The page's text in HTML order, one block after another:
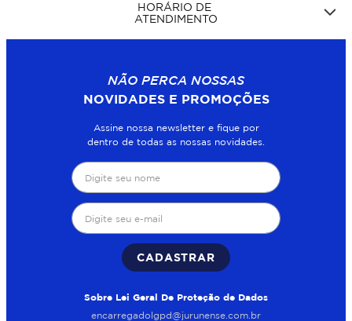
HORÁRIO DE
ATENDIMENTO
NÃO PERCA NOSSAS
NOVIDADES E PROMOÇÕES
Assine nossa newsletter e fique por
dentro de todas as nossas novidades.
CADASTRAR
Sobre Lei Geral De Proteção de Dados
encarregadolgpd@jurunense.com.br